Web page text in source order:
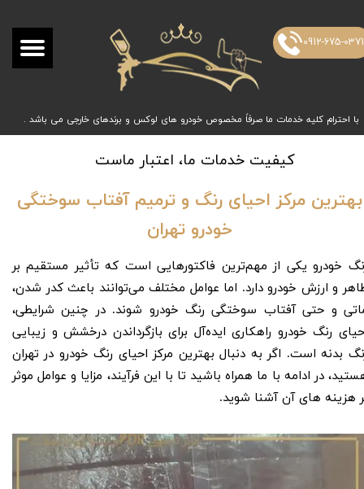
0912-675-0371
با احترام کلیه خدمات ما صرفاً مخصوص خودرو های لوکس و برندهای خارجی می باشد .
کیفیت خدمات ما، اعتبار ماست
بهترین مرکز احیای رنگ و ترمیم آفتاب سوختگی
خودرو تهران
خودرو یکی از مهم‌ترین فاکتورهایی است که تأثیر مستقیم بر
و ارزش خودرو دارد. اما عوامل مختلف می‌توانند باعث کدر شدن،
و حتی آفتاب ‌سوختگی رنگ خودرو شوند. در چنین شرایطی،
رنگ خودرو راهکاری ایده‌آل برای بازگرداندن درخشش و زیبایی
بدنه است. اگر به دنبال بهترین مرکز احیای رنگ خودرو در تهران
در ادامه با ما همراه باشید تا با این فرآیند، مزایا و عوامل موثر
هزینه های آن آشنا شوید.